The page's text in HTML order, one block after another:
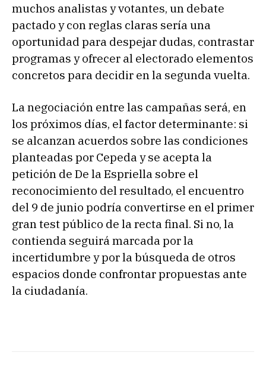
muchos analistas y votantes, un debate
pactado y con reglas claras sería una
oportunidad para despejar dudas, contrastar
programas y ofrecer al electorado elementos
concretos para decidir en la segunda vuelta.
La negociación entre las campañas será, en
los próximos días, el factor determinante: si
se alcanzan acuerdos sobre las condiciones
planteadas por Cepeda y se acepta la
petición de De la Espriella sobre el
reconocimiento del resultado, el encuentro
del 9 de junio podría convertirse en el primer
gran test público de la recta final. Si no, la
contienda seguirá marcada por la
incertidumbre y por la búsqueda de otros
espacios donde confrontar propuestas ante
la ciudadanía.